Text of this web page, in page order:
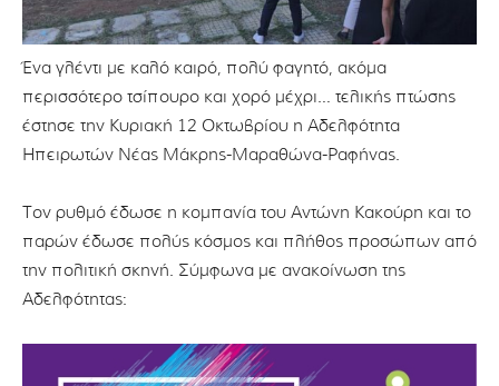
Ένα γλέντι με καλό καιρό, πολύ φαγητό, ακόμα
περισσότερο τσίπουρο και χορό μέχρι… τελικής πτώσης
έστησε την Κυριακή 12 Οκτωβρίου η Αδελφότητα
Ηπειρωτών Νέας Μάκρης-Μαραθώνα-Ραφήνας.
Τον ρυθμό έδωσε η κομπανία του Αντώνη Κακούρη και το
παρών έδωσε πολύς κόσμος και πλήθος προσώπων από
την πολιτική σκηνή. Σύμφωνα με ανακοίνωση της
Αδελφότητας: